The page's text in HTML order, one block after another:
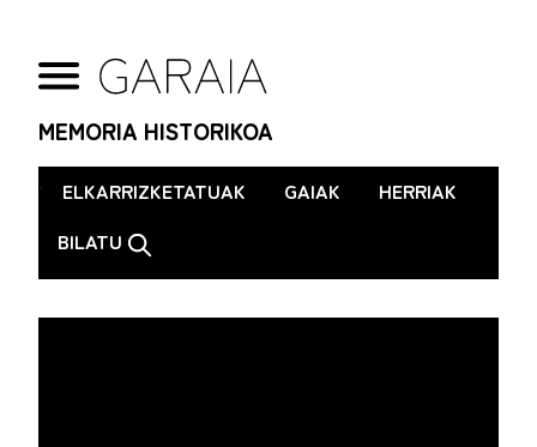
MEMORIA HISTORIKOA
. ELKARRIZKETATUAK GAIAK
HERRIAK
BILATU